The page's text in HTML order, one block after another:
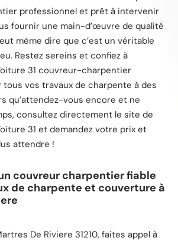
professionnel et prêt à intervenir
fournir une main-d’œuvre de qualité
même dire que c’est un véritable
Restez sereins et confiez à
31 couvreur-charpentier
vos travaux de charpente à des
qu’attendez-vous encore et ne
consultez directement le site de
31 et demandez votre prix et
attendre !
couvreur charpentier fiable
de charpente et couverture à
De Riviere 31210, faites appel à